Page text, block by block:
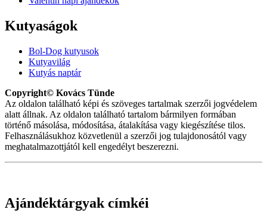
Kutyaságok
Bol-Dog kutyusok
Kutyavilág
Kutyás naptár
Copyright© Kovács Tünde
Az oldalon található képi és szöveges tartalmak szerzői jogvédelem
alatt állnak. Az oldalon található tartalom bármilyen formában
történő másolása, módosítása, átalakítása vagy kiegészítése tilos.
Felhasználásukhoz közvetlenül a szerzői jog tulajdonosától vagy
meghatalmazottjától kell engedélyt beszerezni.
Ajándéktárgyak címkéi